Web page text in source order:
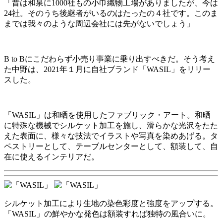
「昔は和泉に1000社もの小巾織物工場がありましたが、今は
24社。そのうち後継者がいるのはたったの４社です。このま
までは我々のような周辺会社には先がないでしょう」
B to Bにこだわらず小売り事業に乗り出すべきだ。そう考え
た中野は、2021年１月に自社ブランド「WASIL」をリリー
スした。
「WASIL」は和晒を使用したファブリック・アート。和晒
に特殊な機械でシルケット加工を施し、滑らかな光沢をたた
えた表面に、様々な技法でイラストや写真を染めあげる。タ
ペストリーとして、テーブルセンターとして、額装して、自
在に使えるインテリアだ。
シルケット加工により生地の染色彩度と強度をアップする。
「WASIL」の鮮やかな発色は額装すれば独特の風合いに。